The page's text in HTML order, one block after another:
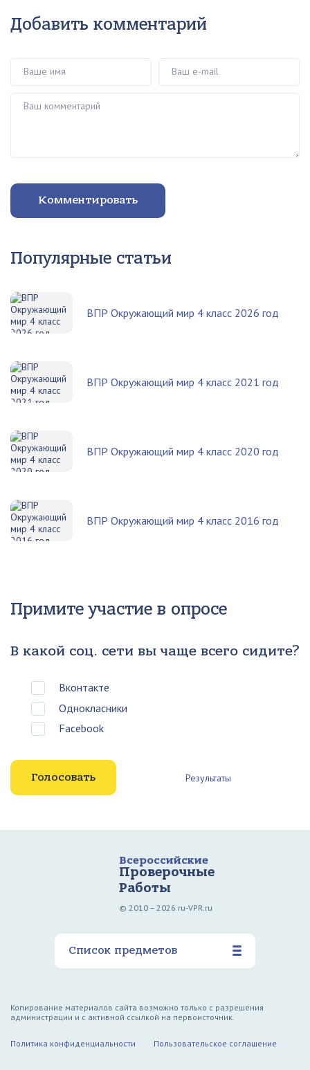
Добавить комментарий
Комментировать
Популярные статьи
ВПР Окружающий мир 4 класс 2026 год
ВПР Окружающий мир 4 класс 2021 год
ВПР Окружающий мир 4 класс 2020 год
ВПР Окружающий мир 4 класс 2016 год
Примите участие в опросе
В какой соц. сети вы чаще всего сидите?
Вконтакте
Однокласники
Facebook
Результаты
Всероссийские
Проверочные
Работы
© 2010 – 2026 ru-VPR.ru
Список предметов
Копирование материалов сайта возможно только с разрешения
администрации и с активной ссылкой на первоисточник.
Политика конфиденциальности Пользовательское соглашение